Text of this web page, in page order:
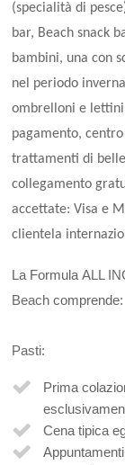
(specialità di
bar, Beach snack
bambini, una con
nel periodo
ombrelloni e
pagamento, centro
trattamenti di
collegamento
accettate: Visa e
clientela
La FormulaALL
Beach comprende:
Pasti:
Prima
Cena tipica